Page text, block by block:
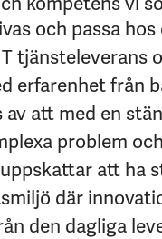
och passa
tjänsteleverans
erfarenhet från
att med en
problem
att ha
där
den dagliga